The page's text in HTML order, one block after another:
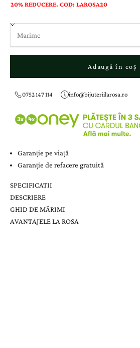
20% REDUCERE. COD: LAROSA20
Adaugă în coș
0752 147 114 info@bijuteriilarosa.ro
Garanție pe viață
Garanție de refacere gratuită
SPECIFICATII
DESCRIERE
GHID DE MĂRIMI
AVANTAJELE LA ROSA